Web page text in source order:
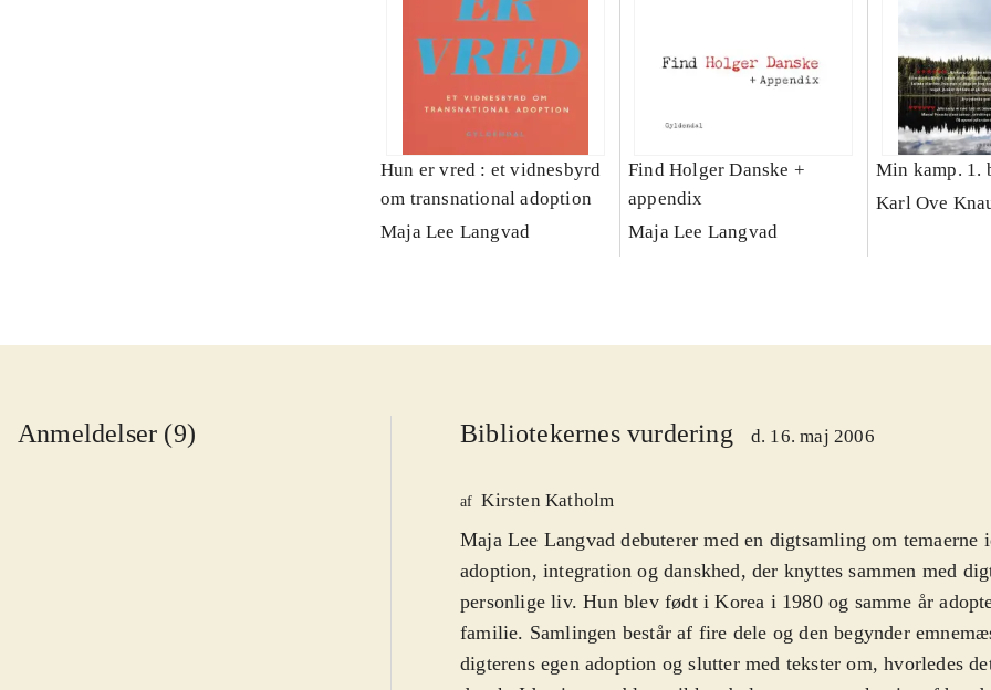
Hun er vred : et vidnesbyrd
om transnational adoption
Maja Lee Langvad
Find Holger Danske +
appendix
Maja Lee Langvad
Min kamp. 1.
Karl Ove
Anmeldelser (9) Bibliotekernes vurdering d. 16. maj 2006
af Kirsten Katholm
Maja Lee Langvad debuterer med en digtsamling om temaerne
adoption, integration og danskhed, der knyttes sammen med
personlige liv. Hun blev født i Korea i 1980 og samme år
familie. Samlingen består af fire dele og den begynder
digterens egen adoption og slutter med tekster om, hvorledes det er at være